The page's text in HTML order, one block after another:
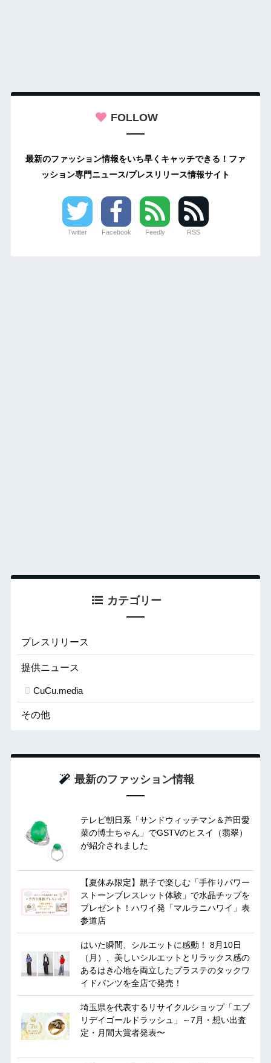
FOLLOW
最新のファッション情報をいち早くキャッチできる！ファ
ッション専門ニュース/プレスリリース情報サイト
Twitter Facebook Feedly RSS
カテゴリー
プレスリリース
提供ニュース
CuCu.media
その他
最新のファッション情報
テレビ朝日系「サンドウィッチマン＆芦田愛
菜の博士ちゃん」でGSTVのヒスイ（翡翠）
が紹介されました
【夏休み限定】親子で楽しむ「手作りパワー
ストーンブレスレット体験」で水晶チップを
プレゼント！ハワイ発「マルラニハワイ」表
参道店
はいた瞬間、シルエットに感動！ 8月10日
（月）、美しいシルエットとリラックス感の
あるはき心地を両立したプラステのタックワ
イドパンツを全店で発売！
埼玉県を代表するリサイクルショップ「エブ
リデイゴールドラッシュ」～7月・想い出査
定・月間大賞者発表〜